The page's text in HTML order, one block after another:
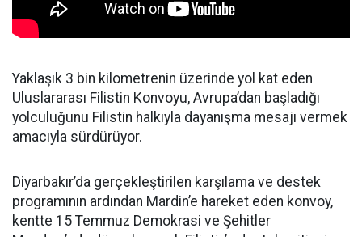
Yaklaşık 3 bin kilometrenin üzerinde yol kat eden
Uluslararası Filistin Konvoyu, Avrupa’dan başladığı
yolculuğunu Filistin halkıyla dayanışma mesajı vermek
amacıyla sürdürüyor.
Diyarbakır’da gerçekleştirilen karşılama ve destek
programının ardından Mardin’e hareket eden konvoy,
kentte 15 Temmuz Demokrasi ve Şehitler